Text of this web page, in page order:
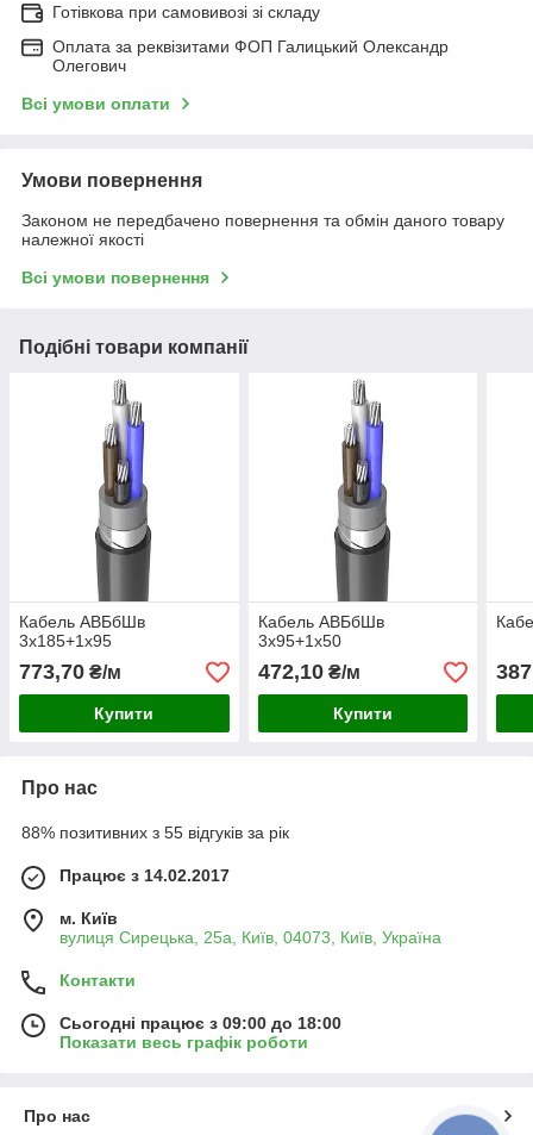
Готівкова при самовивозі зі складу
Оплата за реквізитами ФОП Галицький Олександр
Олегович
Всі умови оплати
Умови повернення
Законом не передбачено повернення та обмін даного товару
належної якості
Всі умови повернення
Подібні товари компанії
Кабель АВБбШв
3х185+1х95
773,70 ₴/м
Купити
Кабель АВБбШв
3х95+1х50
472,10₴/м
Купити
Про нас
88% позитивних з 55 відгуків за рік
Працює з 14.02.2017
м. Київ
вулиця Сирецька, 25а, Київ, 04073, Київ, Україна
Контакти
Сьогодні працює з 09:00 до 18:00
Показати весь графік роботи
Про нас